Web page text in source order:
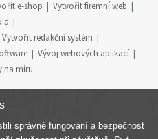
e-shop
Vytvořit firemní web
Vytvořit redakční systém
Vývoj webových aplikací
na míru
správné fungování a bezpečnost